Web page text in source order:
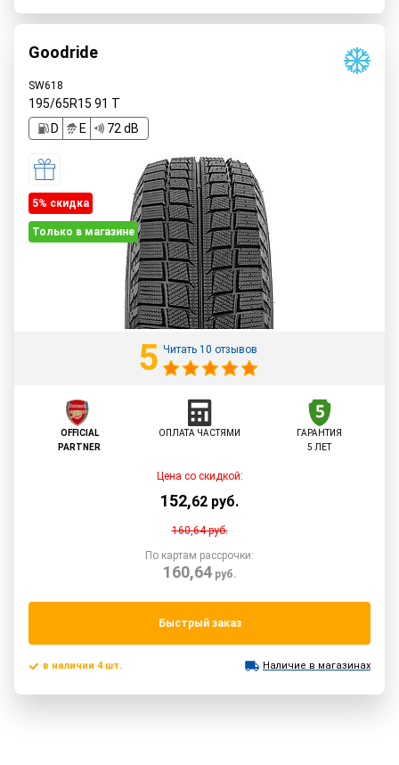
Goodride
SW618
195/65R15 91 T
D
E 72 dB
5% cкидка
Только в магазине
5 Читать 10 отзывов
OFFICIAL
PARTNER
ОПЛАТА ЧАСТЯМИ
ГАРАНТИЯ
5 ЛЕТ
Цена со скидкой:
152,62 руб.
160,64руб.
По картам рассрочки:
160,64руб.
Быстрый заказ
в наличии 4 шт. Наличие в магазинах